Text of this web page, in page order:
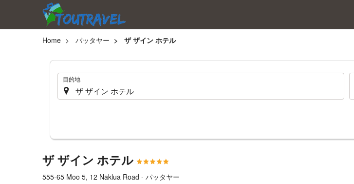
Home パッタヤー ザ ザイン ホテル
. 目的地 .
ザ ザイン ホテル
555-65 Moo 5, 12 Naklua Road - パッタヤー